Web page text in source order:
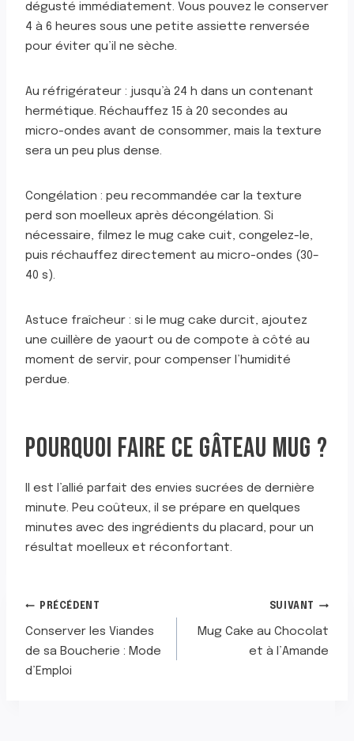
dégusté immédiatement. Vous pouvez le conserver
4 à 6 heures sous une petite assiette renversée
pour éviter qu’il ne sèche.
Au réfrigérateur : jusqu’à 24 h dans un contenant
hermétique. Réchauffez 15 à 20 secondes au
micro-ondes avant de consommer, mais la texture
sera un peu plus dense.
Congélation : peu recommandée car la texture
perd son moelleux après décongélation. Si
nécessaire, filmez le mug cake cuit, congelez-le,
puis réchauffez directement au micro-ondes (30–
40 s).
Astuce fraîcheur : si le mug cake durcit, ajoutez
une cuillère de yaourt ou de compote à côté au
moment de servir, pour compenser l’humidité
perdue.
POURQUOI FAIRE CE GÂTEAU MUG ?
Il est l’allié parfait des envies sucrées de dernière
minute. Peu coûteux, il se prépare en quelques
minutes avec des ingrédients du placard, pour un
résultat moelleux et réconfortant.
NAVIGATION
DE
PRÉCÉDENT
Conserver les Viandes
de sa Boucherie : Mode
d’Emploi
SUIVANT
Mug Cake au Chocolat
et à l’Amande